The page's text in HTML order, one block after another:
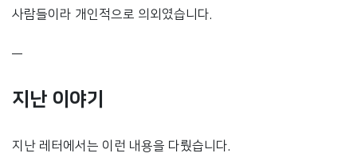
사람들이라 개인적으로 의외였습니다.
—
지난 이야기
지난 레터에서는 이런 내용을 다뤘습니다.